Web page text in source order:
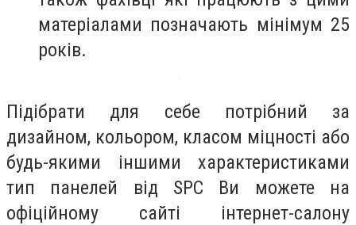
матеріалами позначають мінімум 25
років.
Підібрати для себе потрібний за
дизайном, кольором, класом міцності або
будь-якими іншими характеристиками
тип панелей від SPC Ви можете на
офіційному сайті інтернет-салону